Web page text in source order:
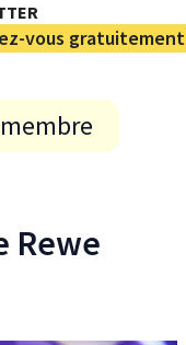
vous gratuitement
Rewe